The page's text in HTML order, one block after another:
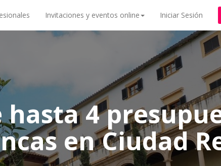
Invitaciones y eventos online Iniciar Sesión
hasta 4
en Ciudad